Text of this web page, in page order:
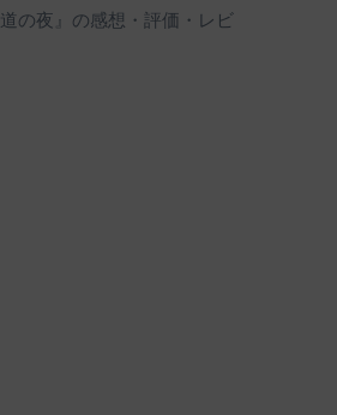
の夜』の感想・評価・レビ